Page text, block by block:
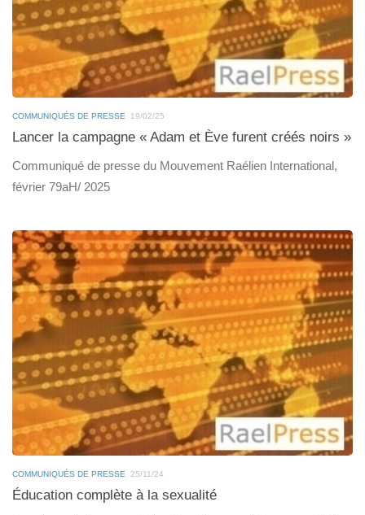
COMMUNIQUÉS DE PRESSE 19/02/25
Lancer la campagne « Adam et Ève furent créés noirs »
Communiqué de presse du Mouvement Raélien International,
février 79aH/ 2025
COMMUNIQUÉS DE PRESSE 25/11/24
Éducation complète à la sexualité